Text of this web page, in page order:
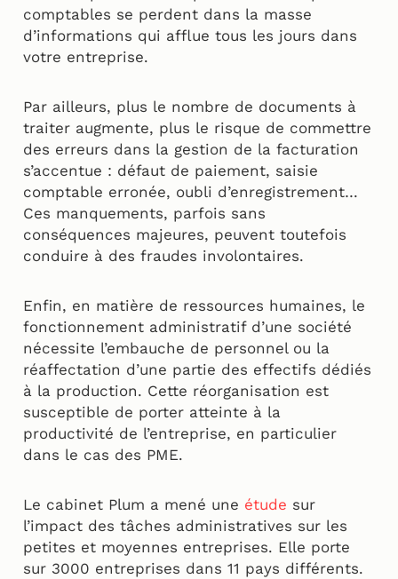
comptables se perdent dans la masse
d’informations qui afflue tous les jours dans
votre entreprise.
Par ailleurs, plus le nombre de documents à
traiter augmente, plus le risque de commettre
des erreurs dans la gestion de la facturation
s’accentue : défaut de paiement, saisie
comptable erronée, oubli d’enregistrement…
Ces manquements, parfois sans
conséquences majeures, peuvent toutefois
conduire à des fraudes involontaires.
Enfin, en matière de ressources humaines, le
fonctionnement administratif d’une société
nécessite l’embauche de personnel ou la
réaffectation d’une partie des effectifs dédiés
à la production. Cette réorganisation est
susceptible de porter atteinte à la
productivité de l’entreprise, en particulier
dans le cas des PME.
Le cabinet Plum a mené une étude sur
l’impact des tâches administratives sur les
petites et moyennes entreprises. Elle porte
sur 3000 entreprises dans 11 pays différents.